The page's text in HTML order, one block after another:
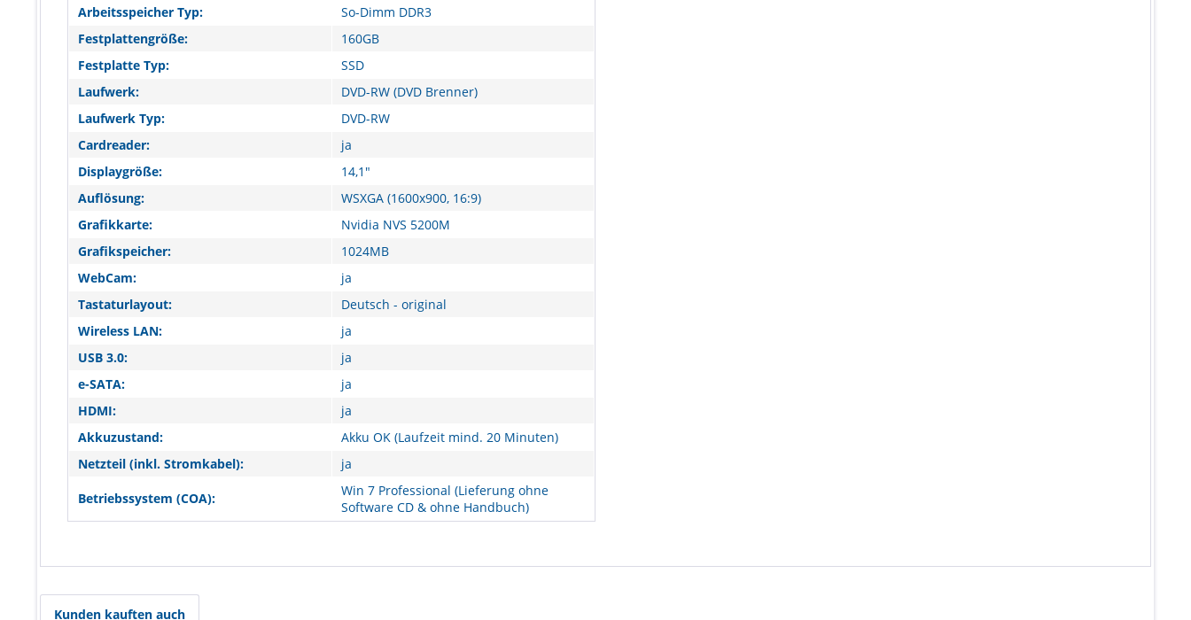
Arbeitsspeicher Typ:
So-Dimm DDR3
Festplattengröße:
160GB
Festplatte Typ:
SSD
Laufwerk:
DVD-RW (DVD Brenner)
Laufwerk Typ:
DVD-RW
Cardreader:
ja
Displaygröße:
14,1"
Auflösung:
WSXGA (1600x900, 16:9)
Grafikkarte:
Nvidia NVS 5200M
Grafikspeicher:
1024MB
WebCam:
ja
Tastaturlayout:
Deutsch - original
Wireless LAN:
ja
USB 3.0:
ja
e-SATA:
ja
HDMI:
ja
Akkuzustand:
Akku OK (Laufzeit mind. 20 Minuten)
Netzteil (inkl. Stromkabel):
ja
Betriebssystem (COA):
Win 7 Professional (Lieferung ohne
Software CD & ohne Handbuch)
Kunden kauften auch